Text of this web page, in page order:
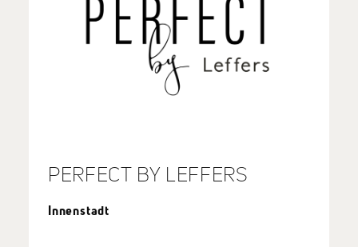
PERFECT BY LEFFERS
Innenstadt